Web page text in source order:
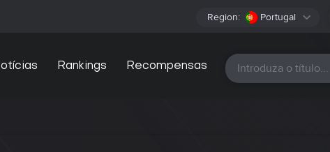
Region: Portugal
Rankings Recompensas Todas as plataformas